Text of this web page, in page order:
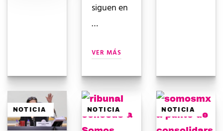
siguen en
…
VER MÁS
NOTICIA NOTICIA NOTICIA